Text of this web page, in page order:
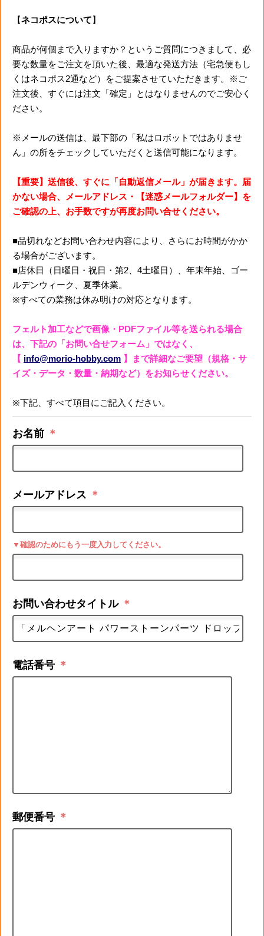
【ネコポスについて】
商品が何個まで入りますか？というご質問につきまして、必
要な数量をご注文を頂いた後、最適な発送方法（宅急便もし
くはネコポス2通など）をご提案させていただきます。※ご
注文後、すぐには注文「確定」とはなりませんのでご安心く
ださい。
※メールの送信は、最下部の「私はロボットではありませ
ん」の所をチェックしていただくと送信可能になります。
【重要】送信後、すぐに「自動返信メール」が届きます。届
かない場合、メールアドレス・【迷惑メールフォルダー】を
ご確認の上、お手数ですが再度お問い合せください。
■品切れなどお問い合わせ内容により、さらにお時間がかか
る場合がございます。
■店休日（日曜日・祝日・第2、4土曜日）、年末年始、ゴー
ルデンウィーク、夏季休業。
※すべての業務は休み明けの対応となります。
フェルト加工などで画像・PDFファイル等を送られる場合
は、下記の「お問い合せフォーム」ではなく、
【 info@morio-hobby.com 】まで詳細なご要望（規格・サ
イズ・データ・数量・納期など）をお知らせください。
※下記、すべて項目にご記入ください。
お名前 ＊
メールアドレス ＊
▼確認のためにもう一度入力してください。
お問い合わせタイトル ＊
電話番号 ＊
郵便番号 ＊